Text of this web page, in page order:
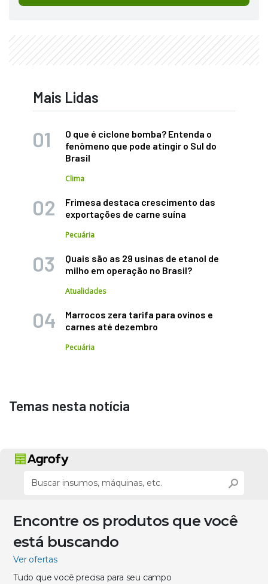
Mais Lidas
O que é ciclone bomba? Entenda o
fenômeno que pode atingir o Sul do
Brasil
Clima
Frimesa destaca crescimento das
exportações de carne suína
Pecuária
Quais são as 29 usinas de etanol de
milho em operação no Brasil?
Atualidades
Marrocos zera tarifa para ovinos e
carnes até dezembro
Pecuária
Temas nesta notícia
Encontre os produtos que você
está buscando
Ver ofertas
Tudo que você precisa para seu campo